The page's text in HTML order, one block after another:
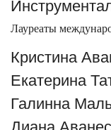
Лауреаты
Кристина
Екатерина
Галинна